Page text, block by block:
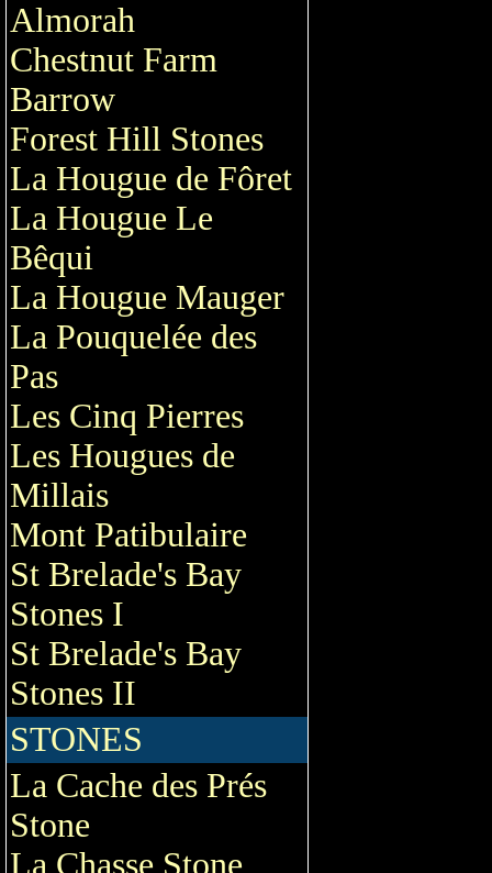
Almorah
Chestnut Farm
Barrow
Forest Hill Stones
La Hougue de Fôret
La Hougue Le
Bêqui
La Hougue Mauger
La Pouquelée des
Pas
Les Cinq Pierres
Les Hougues de
Millais
Mont Patibulaire
St Brelade's Bay
Stones I
St Brelade's Bay
Stones II
STONES
La Cache des Prés
Stone
La Chasse Stone